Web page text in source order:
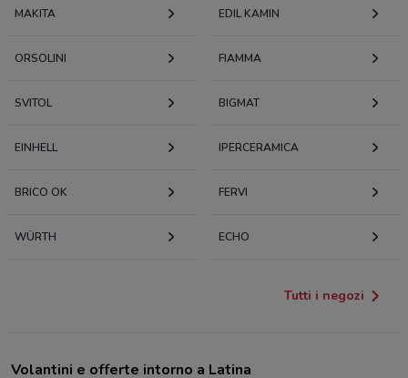
MAKITA EDIL KAMIN
ORSOLINI FIAMMA
SVITOL BIGMAT
EINHELL IPERCERAMICA
BRICO OK FERVI
WÜRTH ECHO
Tutti i negozi
Volantini e offerte intorno a Latina